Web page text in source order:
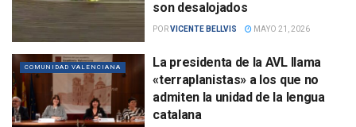
son desalojados
PORVICENTE BELLVIS MAYO 21, 2026
COMUNIDAD VALENCIANA
La presidenta de la AVL llama
«terraplanistas» a los que no
admiten la unidad de la lengua
catalana